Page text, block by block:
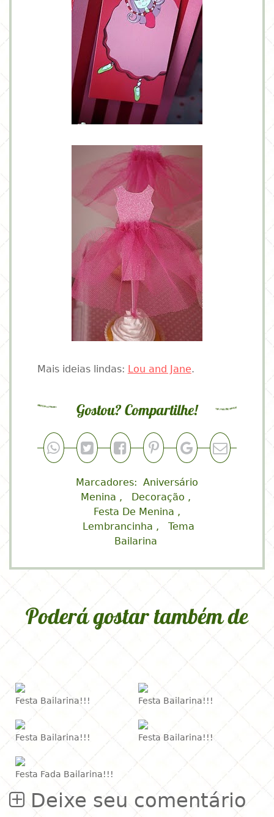
Mais ideias lindas: Lou and Jane.
Gostou? Compartilhe!
Marcadores: Aniversário
Menina
Decoração
Festa De Menina
Lembrancinha
Tema
Bailarina
Poderá gostar também de
Festa Bailarina!!! Festa Bailarina!!!
Festa Bailarina!!! Festa Bailarina!!!
Festa Fada Bailarina!!!
Deixe seu comentário